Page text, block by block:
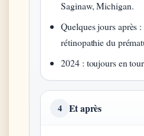
Saginaw, Michigan.
Quelques jours après
rétinopathie du
2024 : toujours en
4 Et après